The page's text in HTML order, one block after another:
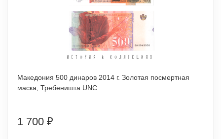
Македония 500 динаров 2014 г. Золотая посмертная
маска, Требеништа UNC
1 700 ₽